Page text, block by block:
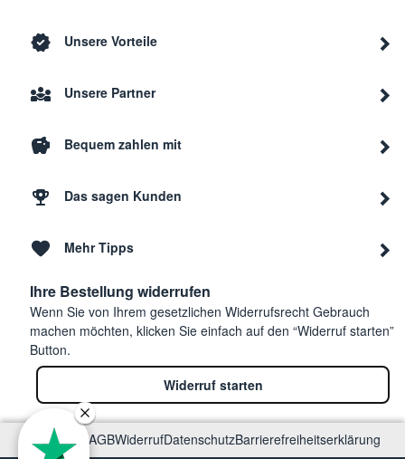
Unsere Vorteile
Unsere Partner
Bequem zahlen mit
Das sagen Kunden
Mehr Tipps
Ihre Bestellung widerrufen
Wenn Sie von Ihrem gesetzlichen Widerrufsrecht Gebrauch
machen möchten, klicken Sie einfach auf den “Widerruf starten”
Button.
Widerruf starten
ImpressumAGBWiderrufDatenschutzBarrierefreiheitserklärung